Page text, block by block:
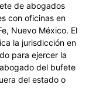
de abogados
con oficinas en
Nuevo México. El
la jurisdicción en
para ejercer la
del bufete
del estado o